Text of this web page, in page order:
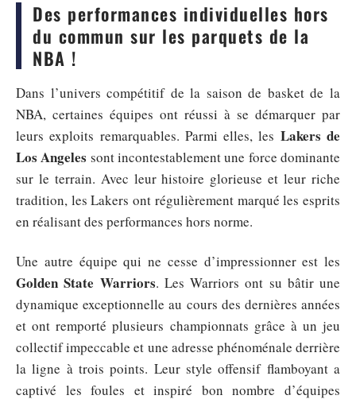
Des performances individuelles hors
du commun sur les parquets de la
NBA !
Dans l’univers compétitif de la saison de basket de la
NBA, certaines équipes ont réussi à se démarquer par
leurs exploits remarquables. Parmi elles, les Lakers de
Los Angeles sont incontestablement une force dominante
sur le terrain. Avec leur histoire glorieuse et leur riche
tradition, les Lakers ont régulièrement marqué les esprits
en réalisant des performances hors norme.
Une autre équipe qui ne cesse d’impressionner est les
Golden State Warriors. Les Warriors ont su bâtir une
dynamique exceptionnelle au cours des dernières années
et ont remporté plusieurs championnats grâce à un jeu
collectif impeccable et une adresse phénoménale derrière
la ligne à trois points. Leur style offensif flamboyant a
captivé les foules et inspiré bon nombre d’équipes